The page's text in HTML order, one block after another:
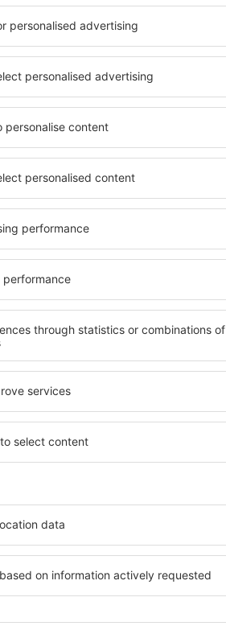
Unterkünfte für
komfortabel
und
während einer
Die Unterkünfte
in der Nähe
oder
Unterkunft in
von Ihren
Canyon gibt die
Ziels nach der
einer Wohnung
zu müssen.
Bryce Canyon
Die
Angebot
Senioren
Hotels und
bieten und
sind die
Wenn Sie
Canyon ein
finden Sie
buchen Sie
Säuglinge
Haustieren.
Canyon
Suchmaschine
In- und Check-
Anzahl der
Unterkünfte in
wird
der Sterne,
und die
Dadurch
in Bryce
je nach
dem Flug
Welche
Die
von der Art
ab. Gäste
Parkplätze
Restaurant
auswählen.
Canyon